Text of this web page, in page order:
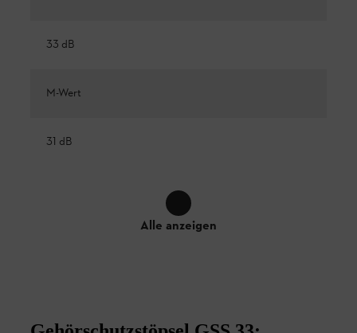
33 dB
M-Wert
31 dB
Alle anzeigen